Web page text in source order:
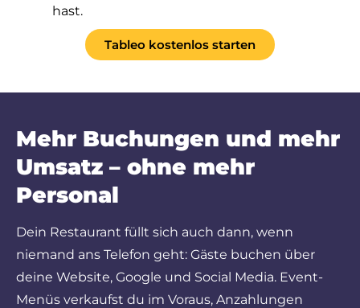
hast.
Tableo kostenlos starten
Mehr Buchungen und mehr
Umsatz – ohne mehr
Personal
Dein Restaurant füllt sich auch dann, wenn
niemand ans Telefon geht: Gäste buchen über
deine Website, Google und Social Media. Event-
Menüs verkaufst du im Voraus, Anzahlungen